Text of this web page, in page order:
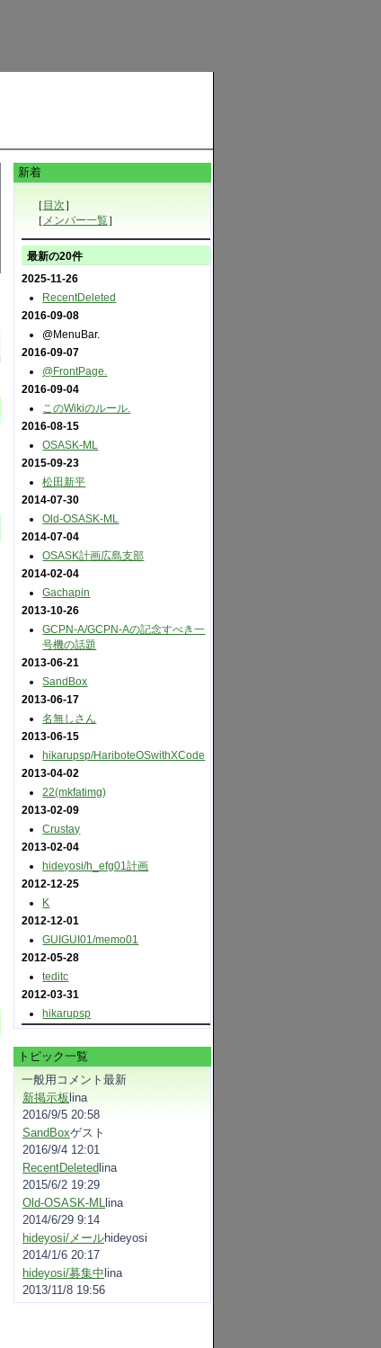
新着
［ 目次 ］
［ メンバー一覧］
最新の20件
2025-11-26
RecentDeleted
2016-09-08
@MenuBar.
2016-09-07
@FrontPage.
2016-09-04
このWikiのルール.
2016-08-15
OSASK-ML
2015-09-23
松田新平
2014-07-30
Old-OSASK-ML
2014-07-04
OSASK計画広島支部
2014-02-04
Gachapin
2013-10-26
GCPN-A​/GCPN-Aの記念すべき一
号機の話題
2013-06-21
SandBox
2013-06-17
名無しさん
2013-06-15
hikarupsp​/HariboteOSwithXCode
2013-04-02
22(mkfatimg)
2013-02-09
Crustay
2013-02-04
hideyosi​/h_efg01計画
2012-12-25
K
2012-12-01
GUIGUI01​/memo01
2012-05-28
teditc
2012-03-31
hikarupsp
トピック一覧
一般用コメント最新
新掲示板 lina
2016/9/5 20:58
SandBoxゲスト
2016/9/4 12:01
RecentDeleted lina
2015/6/2 19:29
Old-OSASK-ML lina
2014/6/29 9:14
hideyosi/メールhideyosi
2014/1/6 20:17
hideyosi/募集中 lina
2013/11/8 19:56